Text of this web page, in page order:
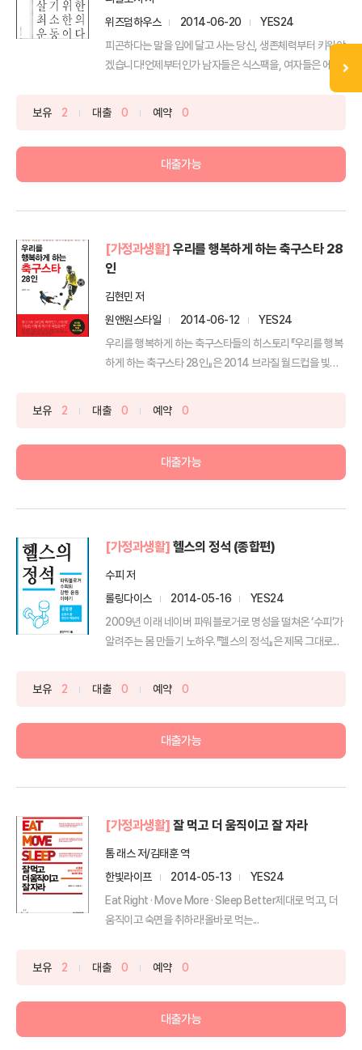
위즈덤하우스
2014-06-20
YES24
피곤하다는 말을 입에 달고 사는 당신, 생존체력부터 키워야
겠습니다!언제부터인가 남자들은 식스팩을, 여자들은 에스
보유 2 대출 0 예약 0
대출가능
[가정과생활] 우리를 행복하게 하는 축구스타 28
인
김현민 저
원앤원스타일
2014-06-12
YES24
우리를 행복하게 하는 축구스타들의 히스토리『우리를 행복
하게 하는 축구스타 28인』은 2014 브라질 월드컵을 빛낼
보유 2 대출 0 예약 0
대출가능
[가정과생활] 헬스의 정석 (종합편)
수피 저
롤링다이스
2014-05-16
YES24
2009년 이래 네이버 파워블로거로 명성을 떨쳐온 ‘수피’가
알려주는 몸 만들기 노하우.『헬스의 정석』은 제목 그대로...
보유 2 대출 0 예약 0
대출가능
[가정과생활] 잘 먹고 더 움직이고 잘 자라
톰 래스 저/김태훈 역
한빛라이프
2014-05-13
YES24
Eat Right · Move More · Sleep Better제대로 먹고, 더
움직이고 숙면을 취하라!올바로 먹는...
보유 2 대출 0 예약 0
대출가능